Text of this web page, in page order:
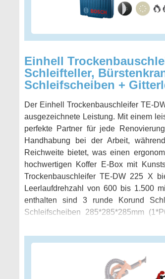
Einhell
Schleifteller,
Schleifscheiben +
Der Einhell Trockenbauschleifer TE-
ausgezeichnete Leistung. Mit einem
perfekte Partner für jede
Handhabung bei der Arbeit,
Reichweite bietet, was einen
hochwertigen Koffer E-Box mit
Trockenbauschleifer TE-DW 225 X
Leerlaufdrehzahl von 600 bis 1.500
enthalten sind 3 runde Korund
Schleifscheiben 285*285*285mm
Helfer, um Wände von Putz und
beim Ausbau.